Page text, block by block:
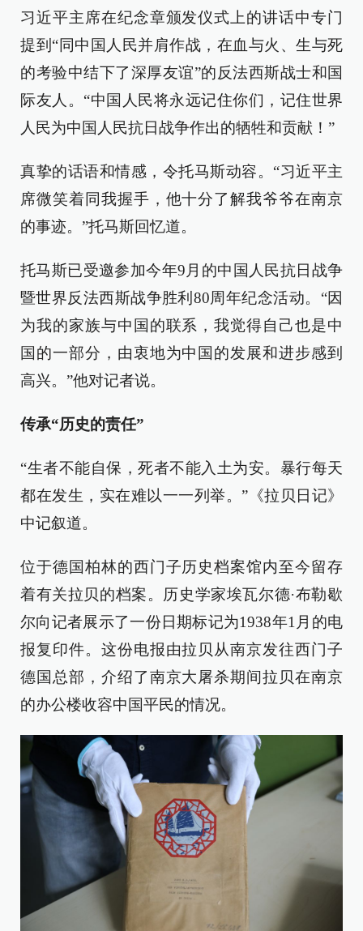
习近平主席在纪念章颁发仪式上的讲话中专门
提到“同中国人民并肩作战，在血与火、生与死
的考验中结下了深厚友谊”的反法西斯战士和国
际友人。“中国人民将永远记住你们，记住世界
人民为中国人民抗日战争作出的牺牲和贡献！”
真挚的话语和情感，令托马斯动容。“习近平主
席微笑着同我握手，他十分了解我爷爷在南京
的事迹。”托马斯回忆道。
托马斯已受邀参加今年9月的中国人民抗日战争
暨世界反法西斯战争胜利80周年纪念活动。“因
为我的家族与中国的联系，我觉得自己也是中
国的一部分，由衷地为中国的发展和进步感到
高兴。”他对记者说。
传承“历史的责任”
“生者不能自保，死者不能入土为安。暴行每天
都在发生，实在难以一一列举。”《拉贝日记》
中记叙道。
位于德国柏林的西门子历史档案馆内至今留存
着有关拉贝的档案。历史学家埃瓦尔德·布勒歇
尔向记者展示了一份日期标记为1938年1月的电
报复印件。这份电报由拉贝从南京发往西门子
德国总部，介绍了南京大屠杀期间拉贝在南京
的办公楼收容中国平民的情况。